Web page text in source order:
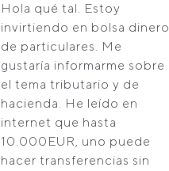
Hola qué tal. Estoy
invirtiendo en bolsa dinero
de particulares. Me
gustaría informarme sobre
el tema tributario y de
hacienda. He leído en
internet que hasta
10.000EUR, uno puede
hacer transferencias sin